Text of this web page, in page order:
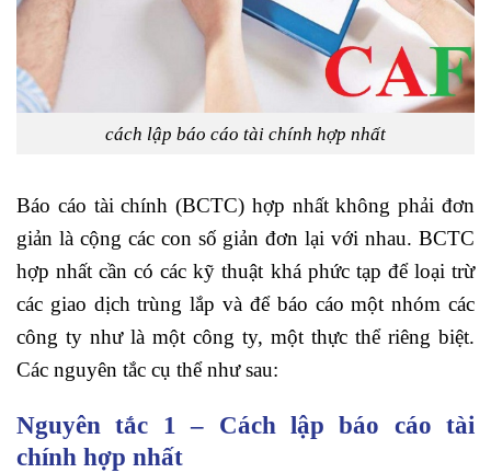
cách lập báo cáo tài chính hợp nhất
Báo cáo tài chính (BCTC) hợp nhất không phải đơn
giản là cộng các con số giản đơn lại với nhau. BCTC
hợp nhất cần có các kỹ thuật khá phức tạp để loại trừ
các giao dịch trùng lắp và để báo cáo một nhóm các
công ty như là một công ty, một thực thể riêng biệt.
Các nguyên tắc cụ thể như sau:
Nguyên tắc 1 – Cách lập báo cáo tài
chính hợp nhất